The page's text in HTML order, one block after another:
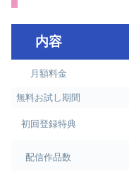
内容
月額料金
無料お試し期間
初回登録特典
配信作品数